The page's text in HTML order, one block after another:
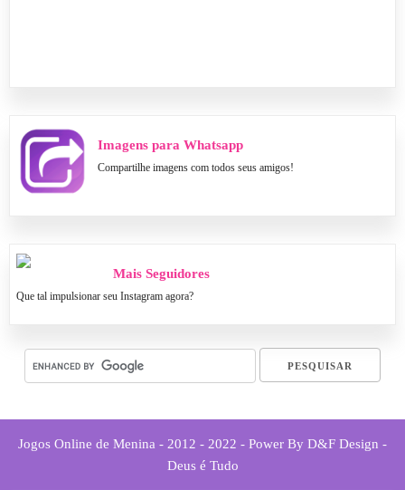
Imagens para Whatsapp
Compartilhe imagens com todos seus amigos!
Mais Seguidores
Que tal impulsionar seu Instagram agora?
Jogos Online de Menina - 2012 - 2022 - Power By D&F Design -
Deus é Tudo